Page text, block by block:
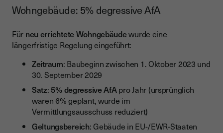
Wohngebäude: 5% degressive AfA
Für neu errichtete Wohngebäudewurde eine
längerfristige Regelung eingeführt:
Zeitraum: Baubeginn zwischen 1. Oktober 2023 und
30. September 2029
Satz: 5% degressive AfApro Jahr (ursprünglich
waren 6% geplant, wurde im
Vermittlungsausschuss reduziert)
Geltungsbereich: Gebäude in EU-/EWR-Staaten